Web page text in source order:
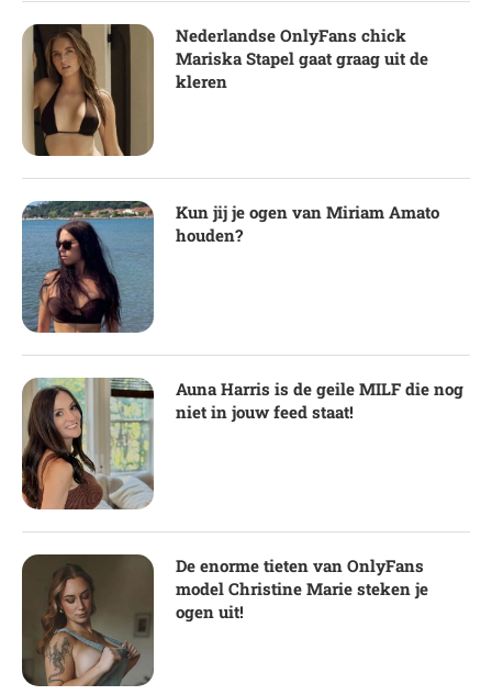
Nederlandse OnlyFans chick
Mariska Stapel gaat graag uit de
kleren
Kun jij je ogen van Miriam Amato
houden?
Auna Harris is de geile MILF die nog
niet in jouw feed staat!
De enorme tieten van OnlyFans
model Christine Marie steken je
ogen uit!